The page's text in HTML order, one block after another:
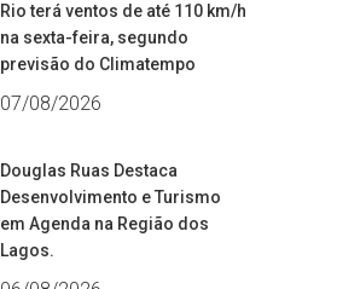
Rio terá ventos de até 110 km/h
na sexta-feira, segundo
previsão do Climatempo
07/08/2026
Douglas Ruas Destaca
Desenvolvimento e Turismo
em Agenda na Região dos
Lagos.